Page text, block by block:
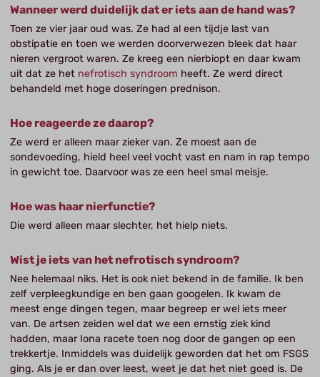
Wanneer werd duidelijk dat er iets aan de hand was?
Toen ze vier jaar oud was. Ze had al een tijdje last van
obstipatie en toen we werden doorverwezen bleek dat haar
nieren vergroot waren. Ze kreeg een nierbiopt en daar kwam
uit dat ze het nefrotisch syndroom heeft. Ze werd direct
behandeld met hoge doseringen prednison.
Hoe reageerde ze daarop?
Ze werd er alleen maar zieker van. Ze moest aan de
sondevoeding, hield heel veel vocht vast en nam in rap tempo
in gewicht toe. Daarvoor was ze een heel smal meisje.
Hoe was haar nierfunctie?
Die werd alleen maar slechter, het hielp niets.
Wist je iets van het nefrotisch syndroom?
Nee helemaal niks. Het is ook niet bekend in de familie. Ik ben
zelf verpleegkundige en ben gaan googelen. Ik kwam de
meest enge dingen tegen, maar begreep er wel iets meer
van. De artsen zeiden wel dat we een ernstig ziek kind
hadden, maar Iona racete toen nog door de gangen op een
trekkertje. Inmiddels was duidelijk geworden dat het om FSGS
ging. Als je er dan over leest, weet je dat het niet goed is. De